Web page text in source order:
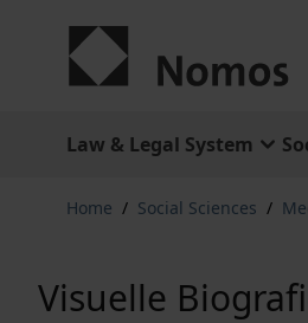
Law & Legal System
Home / Social Sciences /
Visuelle